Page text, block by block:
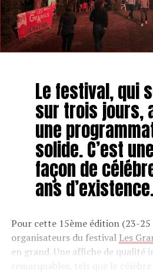
Le festival, qui
sur trois jours,
une
solide. C’est
façon de
ans
Pour cette 15ème édition (23-25
organisateurs du festival Les
en grand. Une affiche de qualité